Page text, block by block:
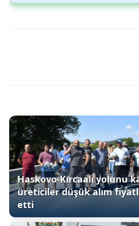
Haskovo-Kırcaali yolunu
üreticiler düşük alım
etti